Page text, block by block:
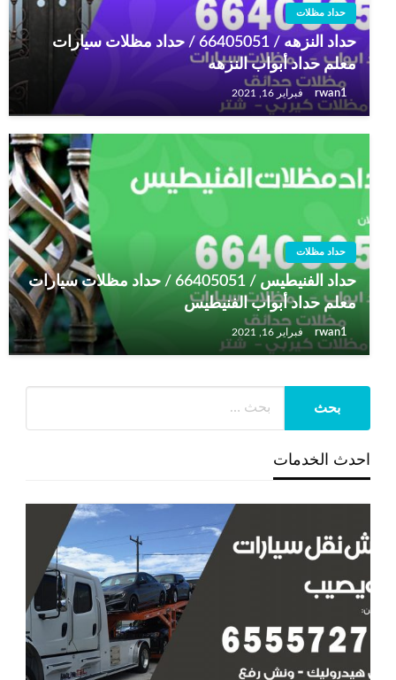
حداد مظلات
حداد النزهه / 66405051 / حداد مظلات سيارات
معلم حداد أبواب النزهه
rwan1 فبراير 16, 2021
حداد مظلات
حداد الفنيطيس / 66405051 / حداد مظلات سيارات
معلم حداد أبواب الفنيطيس
rwan1 فبراير 16, 2021
احدث الخدمات